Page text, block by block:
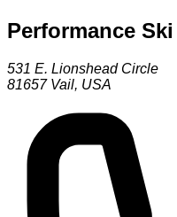
Performance
531 E. Lionshead Circle
81657 Vail, USA